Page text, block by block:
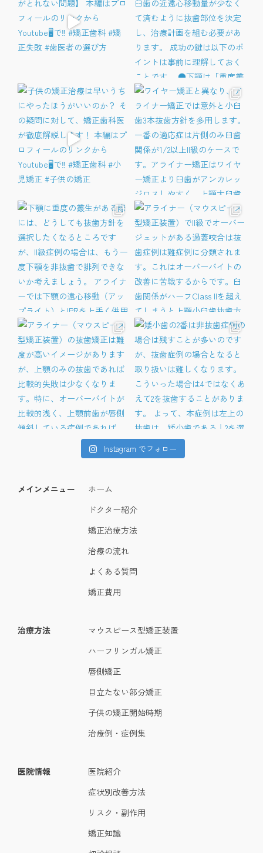
Instagram でフォロー
メインメニュー
ホーム
ドクター紹介
矯正治療方法
治療の流れ
よくある質問
矯正費用
治療方法
マウスピース型矯正装置
ハーフリンガル矯正
唇側矯正
目立たない部分矯正
子供の矯正開始時期
治療例・症例集
医院情報
医院紹介
症状別改善方法
リスク・副作用
矯正知識